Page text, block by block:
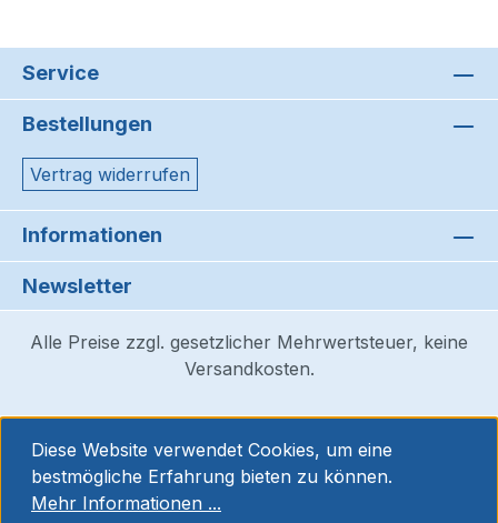
Service
Bestellungen
Vertrag widerrufen
Informationen
Newsletter
Alle Preise zzgl. gesetzlicher Mehrwertsteuer, keine
Versandkosten.
Diese Website verwendet Cookies, um eine
bestmögliche Erfahrung bieten zu können.
Mehr Informationen ...